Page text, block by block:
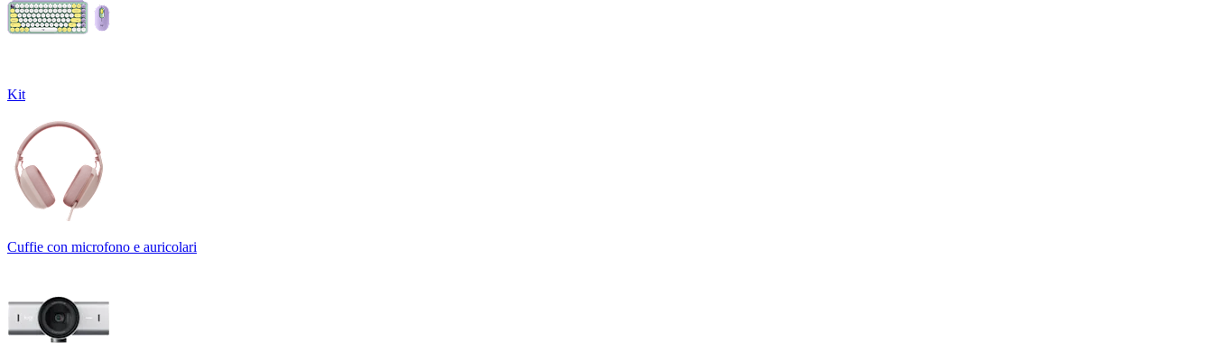
Kit
Cuffie con microfono e auricolari